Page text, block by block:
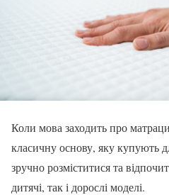
Коли мова заходить про
класичну основу, яку купують
зручно розміститися та
дитячі, так і дорослі моделі.